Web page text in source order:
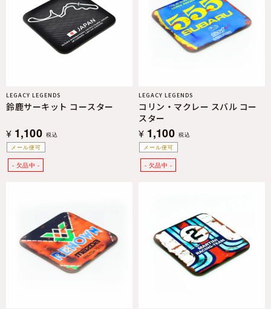
メール便可
LEGACY LEGENDS
鈴鹿サーキット コースター
¥ 1,100 税込
メール便可
LEGACY LEGENDS
コリン・マクレー スバル コー
スター
¥ 1,100 税込